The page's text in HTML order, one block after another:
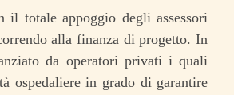
totale appoggio degli assessori
alla finanza di progetto. In
da operatori privati i quali
ospedaliere in grado di garantire